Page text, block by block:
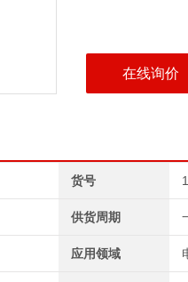
在线询价
货号
供货周期
应用领域